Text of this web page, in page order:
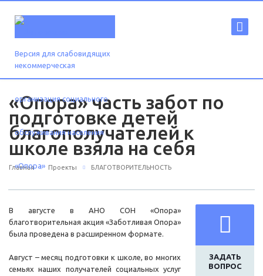
Версия для слабовидящих
«Опора» часть забот по
подготовке детей
благополучателей к
школе взяла на себя
Главная Проекты БЛАГОТВОРИТЕЛЬНОСТЬ
ЗАДАТЬ
ВОПРОС
В августе в АНО СОН «Опора»
благотворительная акция «Заботливая Опора»
была проведена в расширенном формате.
Август – месяц подготовки к школе, во многих
семьях наших получателей социальных услуг